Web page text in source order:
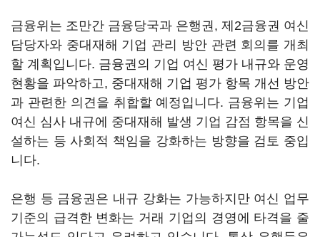
금융위는 조만간 금융당국과 은행권, 제2금융권 여신
담당자와 중대재해 기업 관리 방안 관련 회의를 개최
할 계획입니다. 금융권의 기업 여신 평가 내규와 운영
현황을 파악하고, 중대재해 기업 평가 항목 개선 방안
과 관련한 의견을 취합할 예정입니다. 금융위는 기업
여신 심사 내규에 중대재해 발생 기업 감점 항목을 신
설하는 등 사회적 책임을 강화하는 방향을 검토 중입
니다.
은행 등 금융권은 내규 강화는 가능하지만 여신 업무
기준의 급격한 변화는 거래 기업의 경영에 타격을 줄